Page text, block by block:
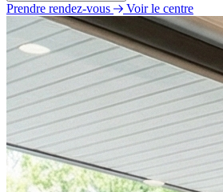
Lundi
09h00 - 12h00
14h00 - 18h00
Mardi
09h00 - 12h00
14h00 - 18h00
Mercredi
09h00 - 12h00
14h00 - 18h00
Jeudi
09h00 - 12h00
14h00 - 18h00
Prendre rendez-vous Voir le centre